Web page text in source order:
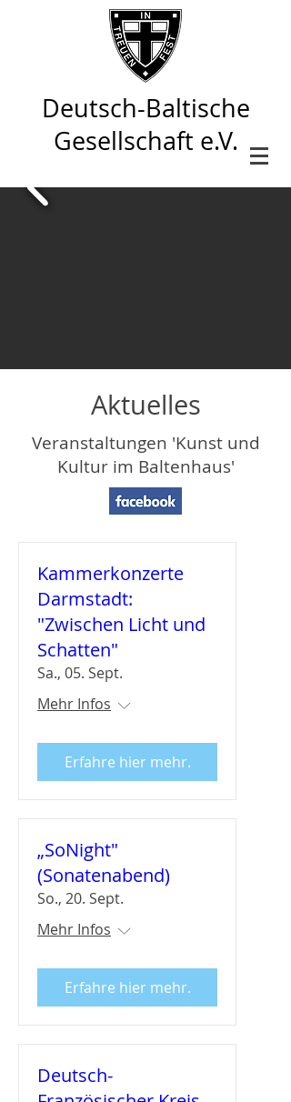
Deutsch-Baltische
Gesellschaft e.V.
Aktuelles
Veranstaltungen 'Kunst und
Kultur im Baltenhaus'
Kammerkonzerte
Darmstadt:
"Zwischen Licht und
Schatten"
Sa., 05. Sept.
Mehr Infos
Erfahre hier mehr.
„SoNight"
(Sonatenabend)
So., 20. Sept.
Mehr Infos
Erfahre hier mehr.
Deutsch-